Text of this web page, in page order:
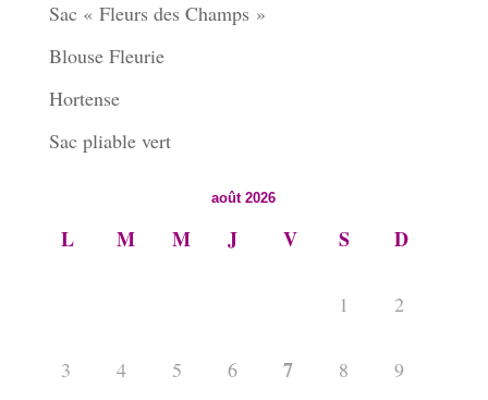
Sac « Fleurs des Champs »
Blouse Fleurie
Hortense
Sac pliable vert
août 2026
L M M J V S D
1 2
3 4 5 6 7 8 9